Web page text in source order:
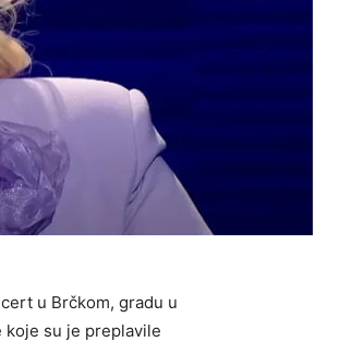
u Brčkom, gradu u
koje su je preplavile